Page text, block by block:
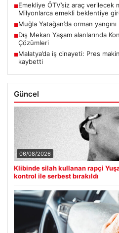
■Emekliye ÖTV’siz araç verilecek
Milyonlarca emekli beklentiye
■Muğla Yatağan’da orman yangını
■Dış Mekan Yaşam alanlarında
Çözümleri
■Malatya’da iş cinayeti: Pres
kaybetti
Güncel
06/08/2026
Klibinde silah kullanan rapçi
kontrol ile serbest bırakıldı